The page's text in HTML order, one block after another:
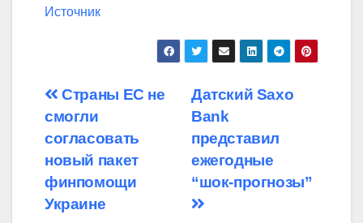
Источник
Навигация
по
записям
Датский Saxo
Bank
представил
ежегодные
“шок-прогнозы”
Страны ЕС не
смогли
согласовать
новый пакет
финпомощи
Украине